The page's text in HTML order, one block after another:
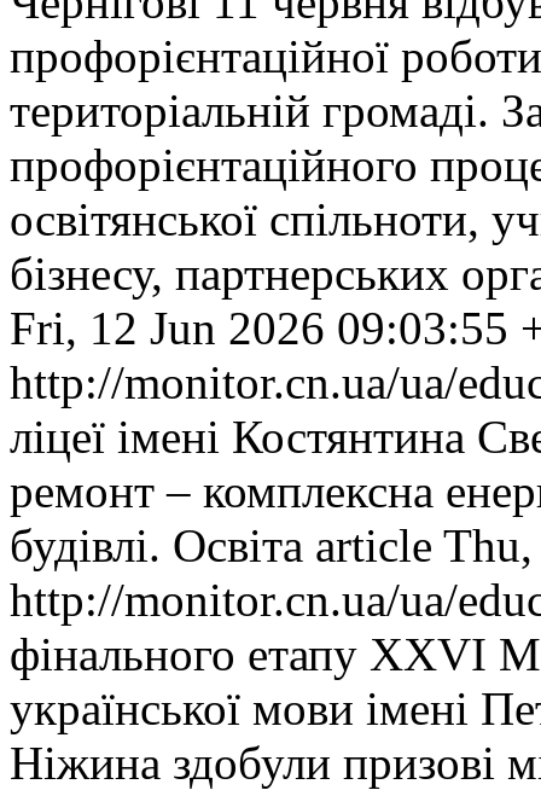
профорієнтаційної
територіальній громаді.
профорієнтаційного
освітянської спільноти,
бізнесу, партнерських
Fri, 12 Jun 2026 09:03:55
http://monitor.cn.ua/ua/
ліцеї імені Костянтина
ремонт – комплексна
будівлі. Освіта article
http://monitor.cn.ua/ua/
фінального етапу XXVI
української мови імені
Ніжина здобули призові